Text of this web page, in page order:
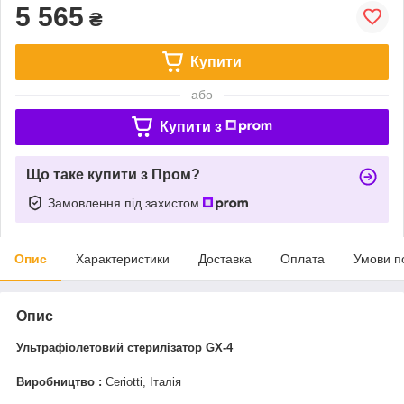
5 565 ₴
Купити
або
Купити з
Що таке купити з Пром?
Замовлення під захистом
Опис Характеристики Доставка Оплата Умови
Опис
Ультрафіолетовий стерилізатор GX-4
Виробництво : Ceriotti, Італія